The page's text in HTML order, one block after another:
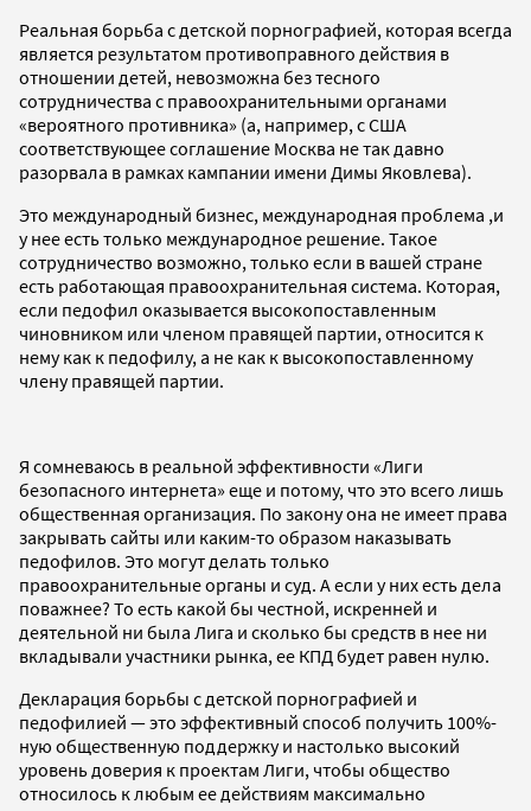
Реальная борьба с детской порнографией, которая всегда
является результатом противоправного действия в
отношении детей, невозможна без тесного
сотрудничества с правоохранительными органами
«вероятного противника» (а, например, с США
соответствующее соглашение Москва не так давно
разорвала в рамках кампании имени Димы Яковлева).
Это международный бизнес, международная проблема ,и
у нее есть только международное решение. Такое
сотрудничество возможно, только если в вашей стране
есть работающая правоохранительная система. Которая,
если педофил оказывается высокопоставленным
чиновником или членом правящей партии, относится к
нему как к педофилу, а не как к высокопоставленному
члену правящей партии.
Я сомневаюсь в реальной эффективности «Лиги
безопасного интернета» еще и потому, что это всего лишь
общественная организация. По закону она не имеет права
закрывать сайты или каким-то образом наказывать
педофилов. Это могут делать только
правоохранительные органы и суд. А если у них есть дела
поважнее? То есть какой бы честной, искренней и
деятельной ни была Лига и сколько бы средств в нее ни
вкладывали участники рынка, ее КПД будет равен нулю.
Декларация борьбы с детской порнографией и
педофилией — это эффективный способ получить 100%-
ную общественную поддержку и настолько высокий
уровень доверия к проектам Лиги, чтобы общество
относилось к любым ее действиям максимально